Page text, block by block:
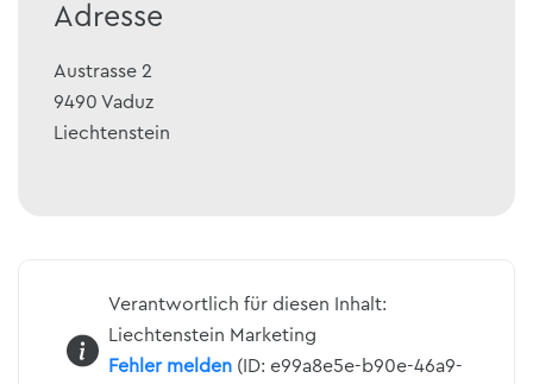
Adresse
Austrasse 2
9490 Vaduz
Liechtenstein
Verantwortlich für diesen Inhalt:
Liechtenstein Marketing
Fehler melden(ID: e99a8e5e-b90e-46a9-